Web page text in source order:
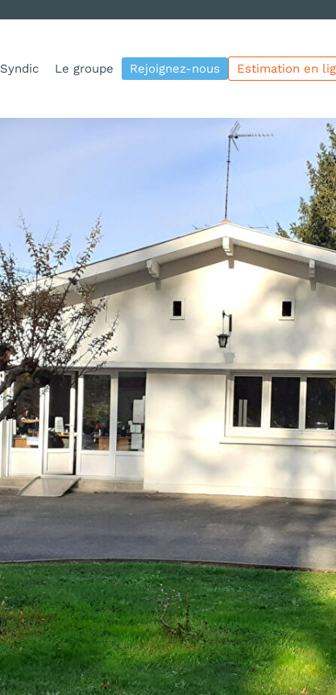
Syndic Le groupe Rejoignez-nous Estimation en